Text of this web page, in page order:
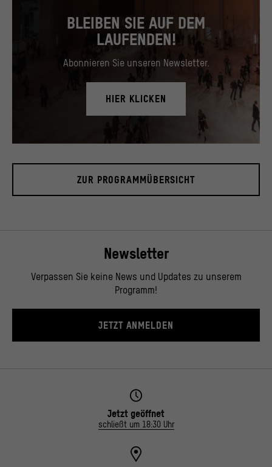
BLEIBEN SIE AUF DEM
LAUFENDEN!
Abonnieren Sie unseren Newsletter.
HIER KLICKEN
ZUR PROGRAMMÜBERSICHT
Newsletter
Verpassen Sie keine News und Updates zu unserem
Programm!
JETZT ANMELDEN
Jetzt geöffnet
schließt um 18:30 Uhr